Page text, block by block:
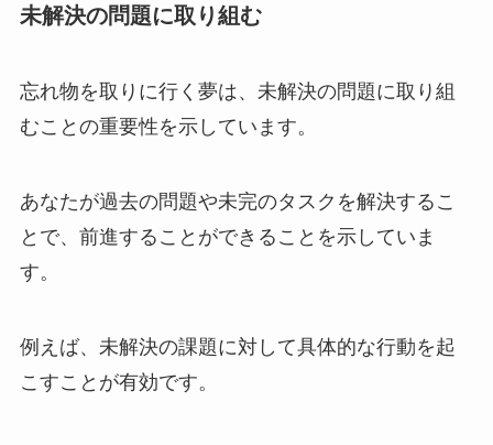
未解決の問題に取り組む
忘れ物を取りに行く夢は、未解決の問題に取り組
むことの重要性を示しています。
あなたが過去の問題や未完のタスクを解決するこ
とで、前進することができることを示していま
す。
例えば、未解決の課題に対して具体的な行動を起
こすことが有効です。